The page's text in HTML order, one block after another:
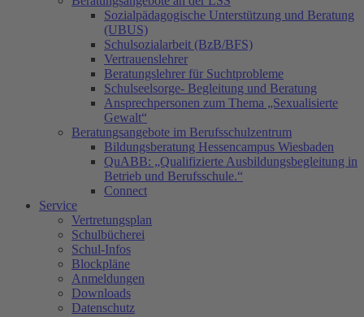
Sozialpädagogische Unterstützung und Beratung
(UBUS)
Schulsozialarbeit (BzB/BFS)
Vertrauenslehrer
Beratungslehrer für Suchtprobleme
Schulseelsorge- Begleitung und Beratung
Ansprechpersonen zum Thema „Sexualisierte
Gewalt“
Beratungsangebote im Berufsschulzentrum
Bildungsberatung Hessencampus Wiesbaden
QuABB: „Qualifizierte Ausbildungsbegleitung in
Betrieb und Berufsschule.“
Connect
Service
Vertretungsplan
Schulbücherei
Schul-Infos
Blockpläne
Anmeldungen
Downloads
Datenschutz